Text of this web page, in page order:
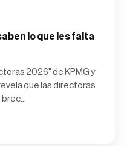
lo que les falta
2026" de KPMG y
que las directoras